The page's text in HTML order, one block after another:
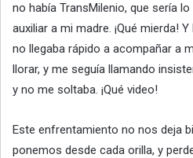
no había TransMilenio, que sería
auxiliar a mi madre. ¡Qué mierda!
no llegaba rápido a acompañar a
llorar, y me seguía llamando
y no me soltaba. ¡Qué video!
Este enfrentamiento no nos deja
ponemos desde cada orilla, y